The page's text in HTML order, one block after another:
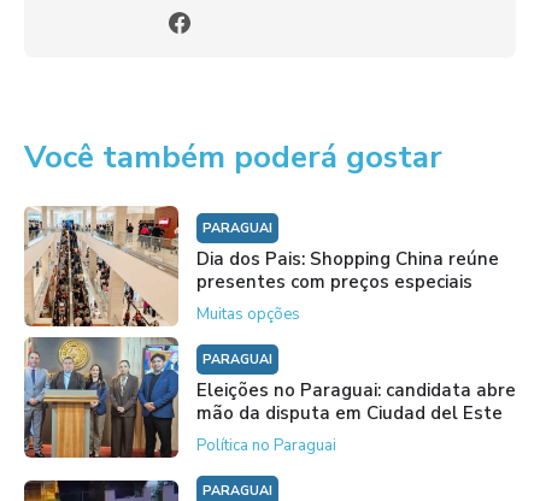
Você também poderá gostar
PARAGUAI
Dia dos Pais: Shopping China reúne
presentes com preços especiais
Muitas opções
PARAGUAI
Eleições no Paraguai: candidata abre
mão da disputa em Ciudad del Este
Política no Paraguai
PARAGUAI